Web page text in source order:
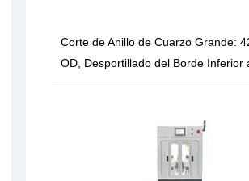
Corte de Anillo de Cuarzo Grande:
OD, Desportillado del Borde Inferior